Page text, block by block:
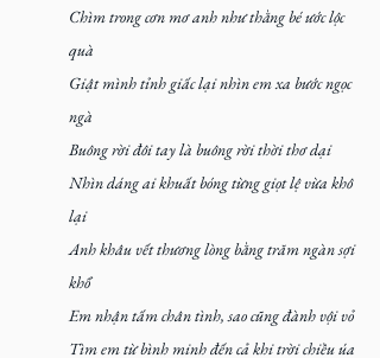
Chìm trong cơn mơ anh như thằng bé ước lộc
quà
Giật mình tỉnh giấc lại nhìn em xa bước ngọc
ngà
Buông rời đôi tay là buông rời thời thơ dại
Nhìn dáng ai khuất bóng từng giọt lệ vừa khô
lại
Anh khâu vết thương lòng bằng trăm ngàn sợi
khổ
Em nhận tấm chân tình, sao cũng đành vội vỏ
Tìm em từ bình minh đến cả khi trời chiều úa